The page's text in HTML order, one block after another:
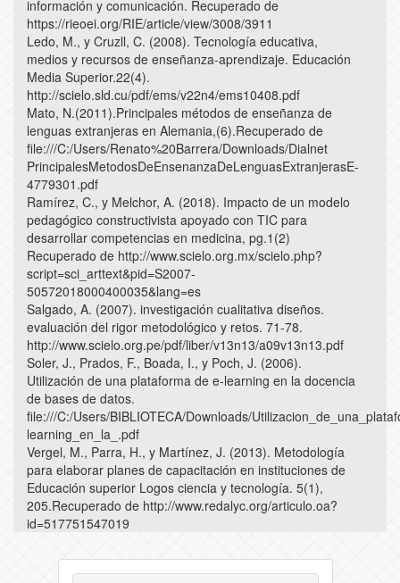
información y comunicación. Recuperado de
https://rieoei.org/RIE/article/view/3008/3911
Ledo, M., y Cruzll, C. (2008). Tecnología educativa,
medios y recursos de enseñanza-aprendizaje. Educación
Media Superior.22(4).
http://scielo.sld.cu/pdf/ems/v22n4/ems10408.pdf
Mato, N.(2011).Principales métodos de enseñanza de
lenguas extranjeras en Alemania,(6).Recuperado de
file:///C:/Users/Renato%20Barrera/Downloads/Dialnet
PrincipalesMetodosDeEnsenanzaDeLenguasExtranjerasE-
4779301.pdf
Ramírez, C., y Melchor, A. (2018). Impacto de un modelo
pedagógico constructivista apoyado con TIC para
desarrollar competencias en medicina, pg.1(2)
Recuperado de http://www.scielo.org.mx/scielo.php?
script=sci_arttext&pid=S2007-
50572018000400035&lang=es
Salgado, A. (2007). investigación cualitativa diseños.
evaluación del rigor metodológico y retos. 71-78.
http://www.scielo.org.pe/pdf/liber/v13n13/a09v13n13.pdf
Soler, J., Prados, F., Boada, I., y Poch, J. (2006).
Utilización de una plataforma de e-learning en la docencia
de bases de datos.
file:///C:/Users/BIBLIOTECA/Downloads/
learning_en_la_.pdf
Vergel, M., Parra, H., y Martínez, J. (2013). Metodología
para elaborar planes de capacitación en instituciones de
Educación superior Logos ciencia y tecnología. 5(1),
205.Recuperado de http://www.redalyc.org/articulo.oa?
id=517751547019